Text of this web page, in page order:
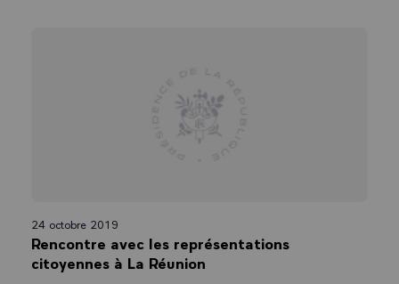
Interview du Président Emmanuel Macron à